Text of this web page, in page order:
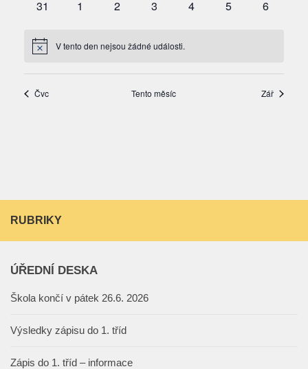
RUBRIKY
ÚŘEDNÍ DESKA
Škola končí v pátek 26.6. 2026
Výsledky zápisu do 1. tříd
Zápis do 1. tříd – informace